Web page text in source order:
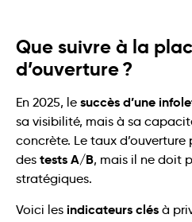
Que suivre à la
d’ouverture ?
En 2025, le succès d’une
sa visibilité, mais à sa
concrète. Le taux
des tests A/B, mais il ne doit
stratégiques.
Voici les indicateurs clés à